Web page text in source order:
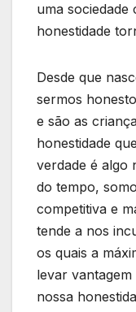
uma sociedade
honestidade
Desde que
sermos
e são as
honestidade
verdade é algo
do tempo,
competitiva e
tende a nos
os quais a
levar
nossa